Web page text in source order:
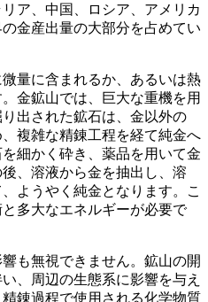
ア、中国、ロシア、アメリカ
金産出量の大部分を占めてい
量に含まれるか、あるいは熱
金鉱山では、巨大な重機を用
出された鉱石は、金以外の
複雑な精錬工程を経て純金へ
細かく砕き、薬品を用いて金
、溶液から金を抽出し、溶
ようやく純金となります。こ
多大なエネルギーが必要で
も無視できません。 鉱山の開
、周辺の生態系に影響を与え
錬過程で使用される化学物質